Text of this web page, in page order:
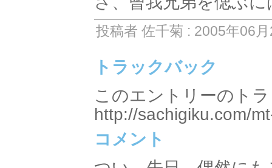
投稿者 佐千菊 : 2005年06
トラックバック
このエントリーのト
http://sachigiku.com/
コメント